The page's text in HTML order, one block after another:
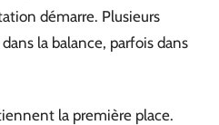
démarre. Plusieurs
la balance, parfois dans
la première place.